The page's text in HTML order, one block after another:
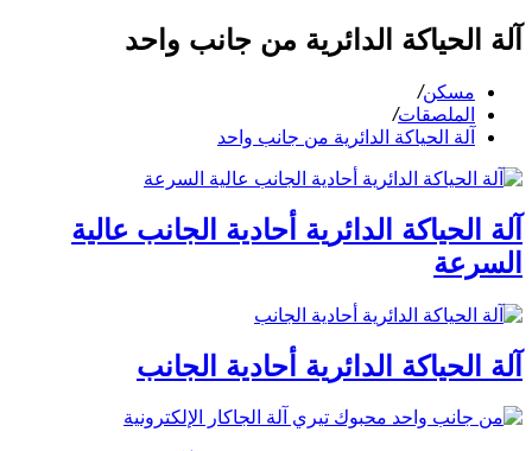
آلة الحياكة الدائرية من جانب واحد
مسكن/
الملصقات/
آلة الحياكة الدائرية من جانب واحد
آلة الحياكة الدائرية أحادية الجانب عالية
السرعة
آلة الحياكة الدائرية أحادية الجانب